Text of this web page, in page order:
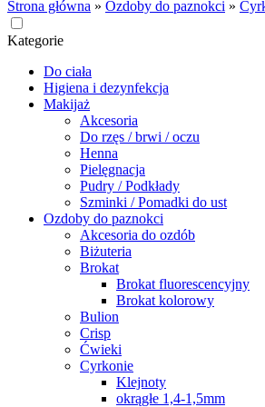
Strona główna » Ozdoby do paznokci »
Kategorie
Do ciała
Higiena i dezynfekcja
Makijaż
Akcesoria
Do rzęs / brwi / oczu
Henna
Pielęgnacja
Pudry / Podkłady
Szminki / Pomadki do ust
Ozdoby do paznokci
Akcesoria do ozdób
Biżuteria
Brokat
Brokat fluorescencyjny
Brokat kolorowy
Bulion
Crisp
Ćwieki
Cyrkonie
Klejnoty
okrągłe 1,4-1,5mm